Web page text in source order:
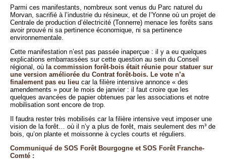
Parmi ces manifestants, nombreux sont venus du Parc naturel du
Morvan, sacrifié à l’industrie du résineux, et de l’Yonne où un projet de
Centrale de production d’électricité (Tonnerre) menace les forêts sans
avoir prouvé ni sa pertinence économique, ni sa pertinence
environnementale.
Cette manifestation n’est pas passée inaperçue : il y a eu quelques
explications embarrassées sur cette question au sein du Conseil
régional, où la commission forêt-bois était réunie pour statuer sur
une version améliorée du Contrat forêt-bois. Le vote n’a
finalement pas eu lieu car la filière intensive annonce « des
amendements » pour le mois de janvier : il faut croire que les
quelques avancées de papier obtenues par les associations et notre
mobilisation sont encore de trop.
Il faudra rester très mobilisés car la filière intensive veut imposer une
vision de la forêt… où il n’y a plus de forêt, mais seulement des m³ de
bois, qu’on plante et moissonne à cycles courts et réguliers.
Communiqué de SOS Forêt Bourgogne et SOS Forêt Franche-
Comté :